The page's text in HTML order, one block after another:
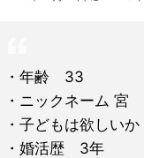
・年齢 33
・ニックネーム 宮
・子どもは欲しい
・婚活歴 3年